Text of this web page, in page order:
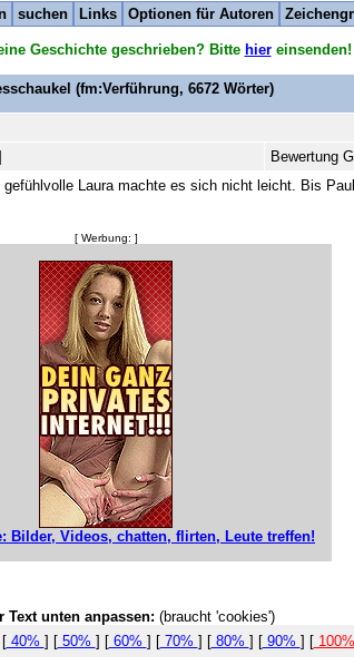
suchen Links Optionen für Autoren
Geschichte geschrieben? Bitte hiereinsenden!
(fm:Verführung, 6672 Wörter)
Bewertung
Laura machte es sich nicht leicht. Bis
[ Werbung: ]
Bilder, Videos, chatten, flirten, Leute treffen!
Text unten anpassen: (braucht 'cookies')
40% ] [50% ] [60% ] [70% ] [80% ] [90% ] [100%